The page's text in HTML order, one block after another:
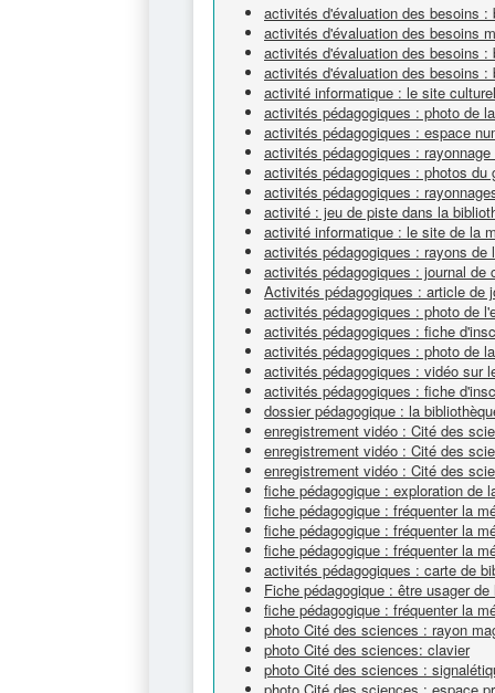
activités d'évaluation des besoins :
activités d'évaluation des besoins
activités d'évaluation des besoins :
activités d'évaluation des besoins :
activité informatique : le site
activités pédagogiques : photo de
activités pédagogiques : espace
activités pédagogiques :
activités pédagogiques : photos du
activités pédagogiques :
activité : jeu de piste dans la
activité informatique : le site de la
activités pédagogiques : rayons de
activités pédagogiques : journal de
Activités pédagogiques : article de
activités pédagogiques : photo de
activités pédagogiques : fiche
activités pédagogiques : photo de
activités pédagogiques : vidéo sur
activités pédagogiques : fiche
dossier pédagogique : la
enregistrement vidéo : Cité des
enregistrement vidéo : Cité des
enregistrement vidéo : Cité des
fiche pédagogique : exploration de
fiche pédagogique : fréquenter la
fiche pédagogique : fréquenter la
fiche pédagogique : fréquenter la
activités pédagogiques : carte de
Fiche pédagogique : être usager
fiche pédagogique : fréquenter la
photo Cité des sciences : rayon
photo Cité des sciences: clavier
photo Cité des sciences :